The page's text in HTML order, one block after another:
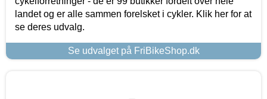
landet og er alle sammen forelsket i cykler. Klik her for at
se deres udvalg.
Se udvalget på FriBikeShop.dk